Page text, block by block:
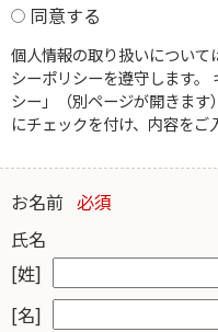
同意する
個人情報の取り扱いについ
シーポリシーを遵守します。
シー」（別ページが開きます
にチェックを付け、内容をご
お名前 必須
氏名
[姓]
[名]